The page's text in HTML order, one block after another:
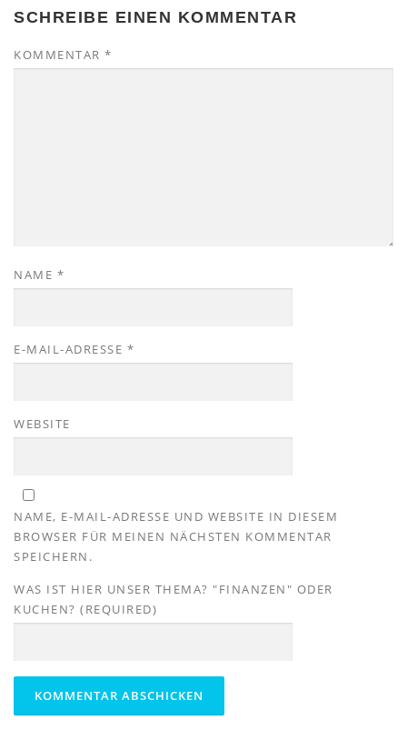
SCHREIBE EINEN KOMMENTAR
KOMMENTAR *
NAME *
E-MAIL-ADRESSE *
WEBSITE
NAME, E-MAIL-ADRESSE UND WEBSITE IN DIESEM
BROWSER FÜR MEINEN NÄCHSTEN KOMMENTAR
SPEICHERN.
WAS IST HIER UNSER THEMA? "FINANZEN" ODER
KUCHEN? (REQUIRED)